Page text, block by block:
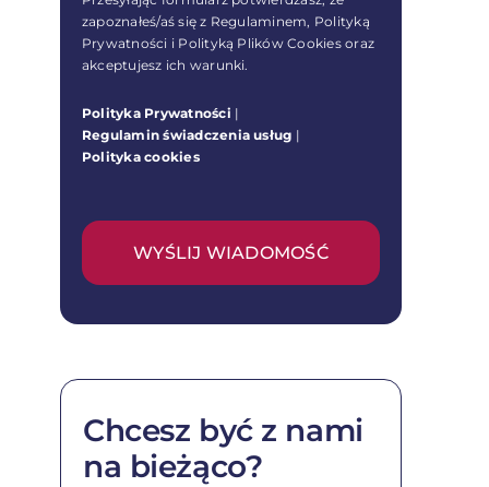
zapoznałeś/aś się z Regulaminem, Polityką
Prywatności i Polityką Plików Cookies oraz
akceptujesz ich warunki.
Polityka Prywatności |
Regulamin świadczenia usług |
Polityka cookies
WYŚLIJ WIADOMOŚĆ
Chcesz być z nami
na bieżąco?